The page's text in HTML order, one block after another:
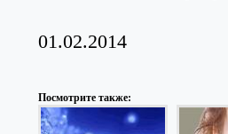
01.02.2014
Посмотрите также: